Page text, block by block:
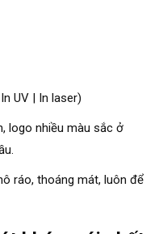
UV | In laser)
logo nhiều màu sắc ở
ráo, thoáng mát, luôn để